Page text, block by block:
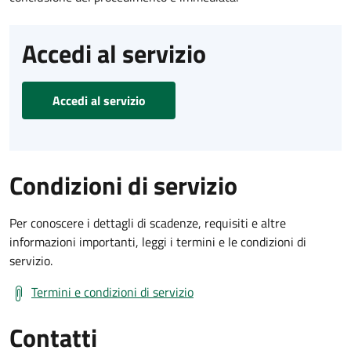
Accedi al servizio
Accedi al servizio
Condizioni di servizio
Per conoscere i dettagli di scadenze, requisiti e altre
informazioni importanti, leggi i termini e le condizioni di
servizio.
Termini e condizioni di servizio
Contatti